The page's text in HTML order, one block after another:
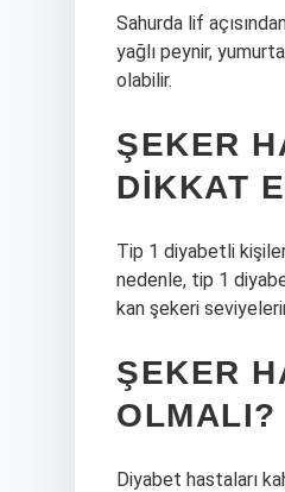
Sahurda lif
yağlı peynir,
olabilir.
ŞEKER
DIKKAT
Tip 1 diyabetli
nedenle, tip 1
kan şekeri
ŞEKER
OLMALI?
Diyabet hastaları